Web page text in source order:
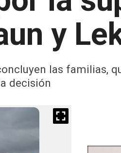
y
las familias,
decisión